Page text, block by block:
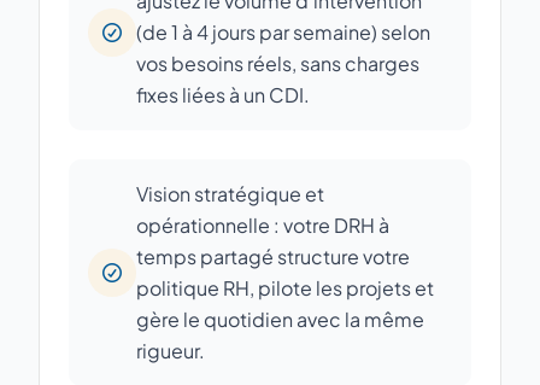
(de 1 à 4 jours par semaine) selon
vos besoins réels, sans charges
fixes liées à un CDI.
Vision stratégique et
opérationnelle : votre DRH à
temps partagé structure votre
politique RH, pilote les projets et
gère le quotidien avec la même
rigueur.